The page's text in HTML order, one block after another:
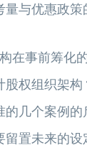
量与优惠政
在事前筹化
股权组织架构
几个案例的
置未来的设